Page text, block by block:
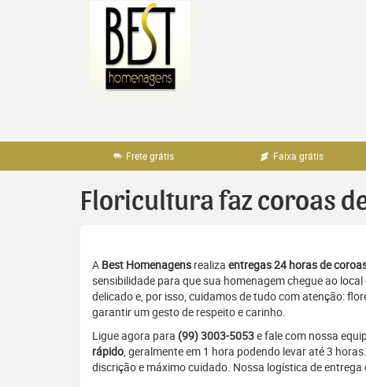
Frete grátis Faixa grátis
Floricultura faz coroas
A Best Homenagens realiza entregas 24 horas de
sensibilidade para que sua homenagem chegue ao
delicado e, por isso, cuidamos de tudo com atenção:
garantir um gesto de respeito e carinho.
Ligue agora para (99) 3003-5053e fale com nossa
rápido, geralmente em 1 hora podendo levar até 3
discrição e máximo cuidado. Nossa logística de